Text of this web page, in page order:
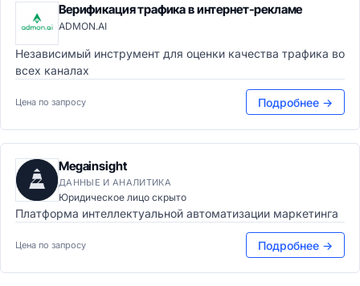
Верификация трафика в интернет-рекламе
ADMON.AI
Независимый инструмент для оценки качества трафика во
всех каналах
Цена по запросу Подробнее →
Megainsight
ДАННЫЕ И АНАЛИТИКА
Юридическое лицо скрыто
Платформа интеллектуальной автоматизации маркетинга
Цена по запросу Подробнее →